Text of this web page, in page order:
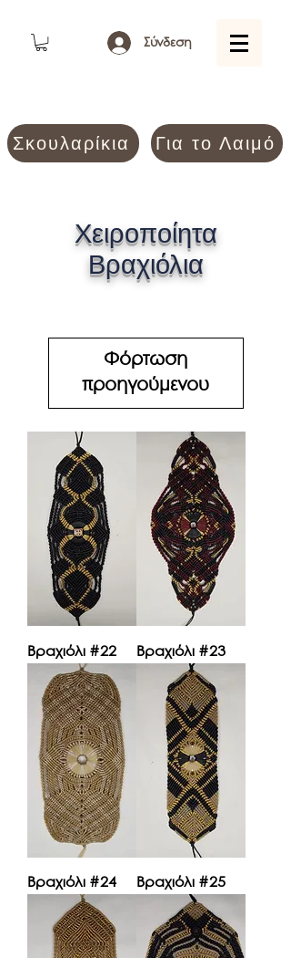
Σύνδεση
Σκουλαρίκια Για το Λαιμό
Χειροποίητα
Βραχιόλια
Φόρτωση
προηγούμενου
Βραχιόλι #22 Βραχιόλι #23
Βραχιόλι #24 Βραχιόλι #25